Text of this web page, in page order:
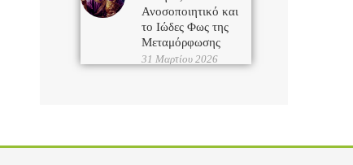
Ανοσοποιητικό και
το Ιώδες Φως της
Μεταμόρφωσης
31 Μαρτίου 2026